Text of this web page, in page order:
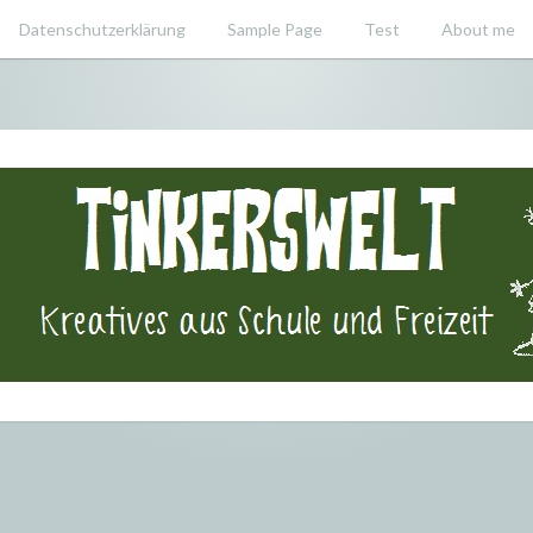
Datenschutzerklärung Sample Page Test About me